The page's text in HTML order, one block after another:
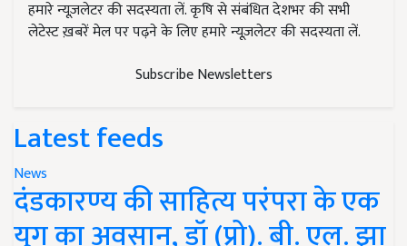
हमारे न्यूज़लेटर की सदस्यता लें. कृषि से संबंधित देशभर की सभी
लेटेस्ट ख़बरें मेल पर पढ़ने के लिए हमारे न्यूज़लेटर की सदस्यता लें.
Subscribe Newsletters
Latest feeds
News
दंडकारण्य की साहित्य परंपरा के एक
युग का अवसान, डॉ (प्रो). बी. एल. झा